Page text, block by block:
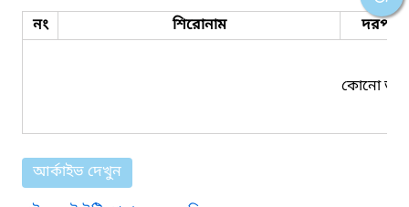
নং শিরোনাম দরপত্র
কোনো তথ্য
আর্কাইভ দেখুন